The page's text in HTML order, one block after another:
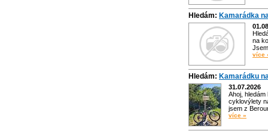
Hledám: Kamarádka
na
více
Hledám: Kamarádku
31.07.2026
Ahoj,
cyklovýlety
jsem z
více »